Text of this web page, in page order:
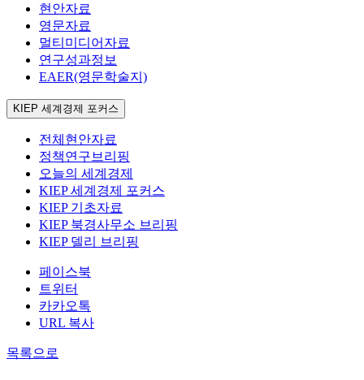
현안자료
영문자료
멀티미디어자료
연구성과정보
EAER(영문학술지)
KIEP 세계경제 포커스
전체현안자료
정책연구브리핑
오늘의 세계경제
KIEP 세계경제 포커스
KIEP 기초자료
KIEP 북경사무소 브리핑
KIEP 델리 브리핑
페이스북
트위터
카카오톡
URL 복사
목록으로